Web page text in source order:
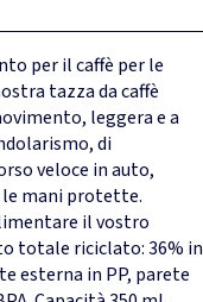
per il caffè per le
tazza da caffè
leggera e a
di
veloce in auto,
le mani protette.
il vostro
totale riciclato: 36% in
esterna in PP, parete